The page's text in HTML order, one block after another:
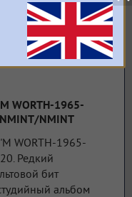
WORTH-1965-
NMINT
WORTH-1965-
Редкий
бит
альбом